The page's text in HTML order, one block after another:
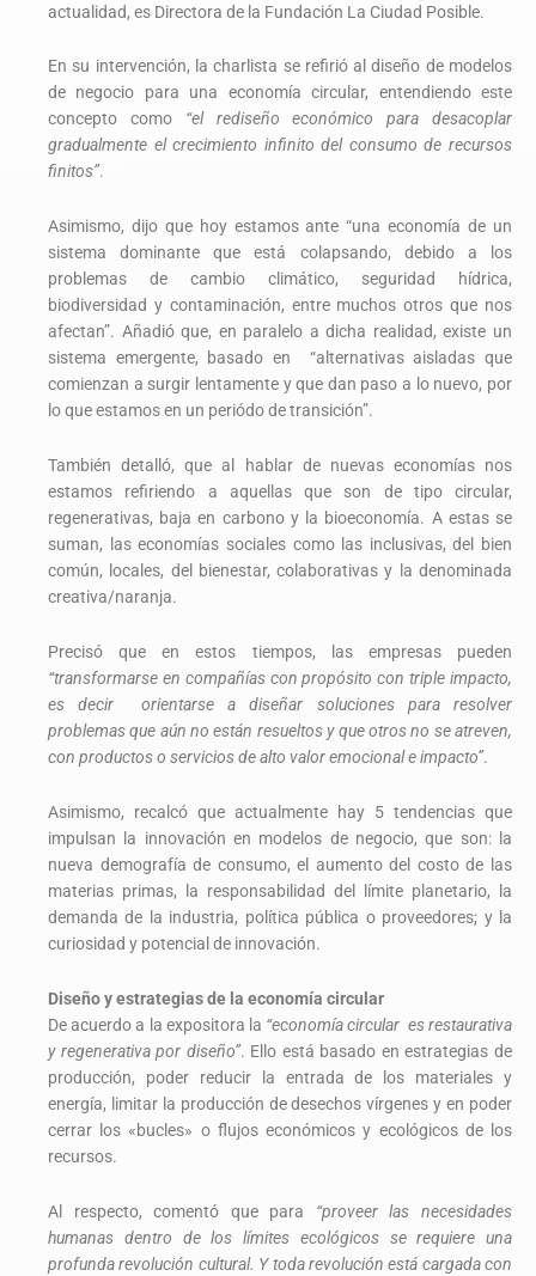
actualidad, es Directora de la Fundación La Ciudad Posible.
En su intervención, la charlista se refirió al diseño de modelos
de negocio para una economía circular, entendiendo este
concepto como “el rediseño económico para desacoplar
gradualmente el crecimiento infinito del consumo de recursos
finitos”.
Asimismo, dijo que hoy estamos ante “una economía de un
sistema dominante que está colapsando, debido a los
problemas de cambio climático, seguridad hídrica,
biodiversidad y contaminación, entre muchos otros que nos
afectan”. Añadió que, en paralelo a dicha realidad, existe un
sistema emergente, basado en “alternativas aisladas que
comienzan a surgir lentamente y que dan paso a lo nuevo, por
lo que estamos en un periódo de transición”.
También detalló, que al hablar de nuevas economías nos
estamos refiriendo a aquellas que son de tipo circular,
regenerativas, baja en carbono y la bioeconomía. A estas se
suman, las economías sociales como las inclusivas, del bien
común, locales, del bienestar, colaborativas y la denominada
creativa/naranja.
Precisó que en estos tiempos, las empresas pueden
“transformarse en compañías con propósito con triple impacto,
es decir orientarse a diseñar soluciones para resolver
problemas que aún no están resueltos y que otros no se atreven,
con productos o servicios de alto valor emocional e impacto”.
Asimismo, recalcó que actualmente hay 5 tendencias que
impulsan la innovación en modelos de negocio, que son: la
nueva demografía de consumo, el aumento del costo de las
materias primas, la responsabilidad del límite planetario, la
demanda de la industria, política pública o proveedores; y la
curiosidad y potencial de innovación.
Diseño y estrategias de la economía circular
De acuerdo a la expositora la “economía circular es restaurativa
y regenerativa por diseño”. Ello está basado en estrategias de
producción, poder reducir la entrada de los materiales y
energía, limitar la producción de desechos vírgenes y en poder
cerrar los «bucles» o flujos económicos y ecológicos de los
recursos.
Al respecto, comentó que para “proveer las necesidades
humanas dentro de los límites ecológicos se requiere una
profunda revolución cultural. Y toda revolución está cargada con